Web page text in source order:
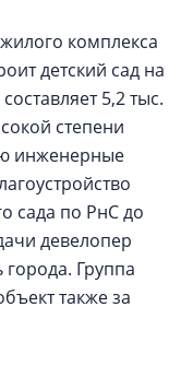
комплекса
детский сад на
5,2 тыс.
степени
инженерные
сада по РнС до
девелопер
города. Группа
также за